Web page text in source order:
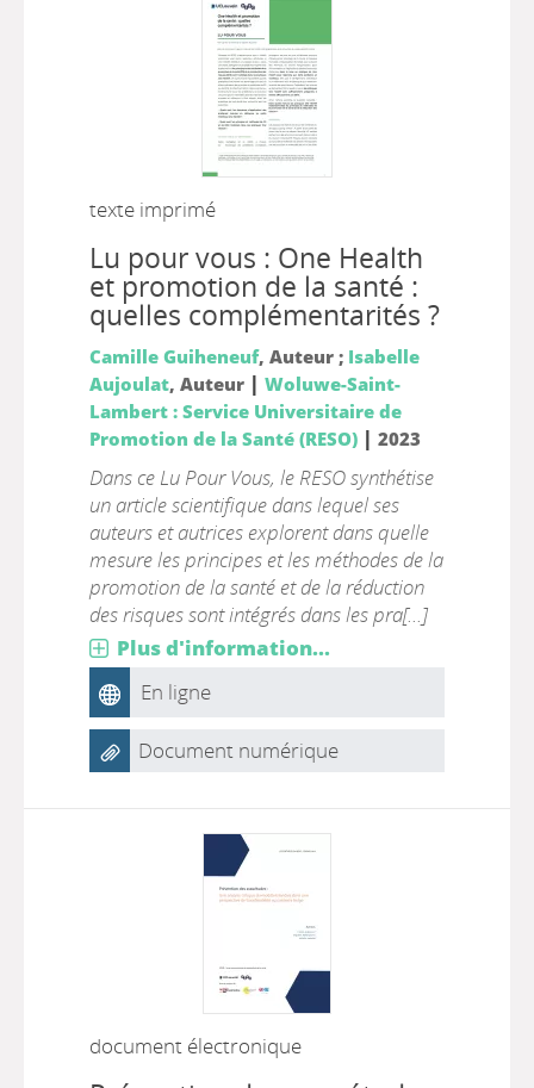
texte imprimé
Lu pour vous : One Health
et promotion de la santé :
quelles complémentarités ?
Camille Guiheneuf, Auteur ; Isabelle
Aujoulat, Auteur | Woluwe-Saint-
Lambert : Service Universitaire de
Promotion de la Santé (RESO)| 2023
Dans ce Lu Pour Vous, le RESO synthétise
un article scientifique dans lequel ses
auteurs et autrices explorent dans quelle
mesure les principes et les méthodes de la
promotion de la santé et de la réduction
des risques sont intégrés dans les pra[...]
Plus d'information...
En ligne
Document numérique
document électronique